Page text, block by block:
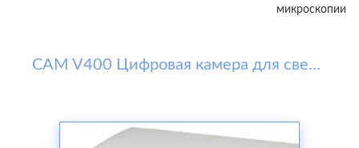
микроскопии
CAM V400 Цифровая камера для светлопольной микроскопии